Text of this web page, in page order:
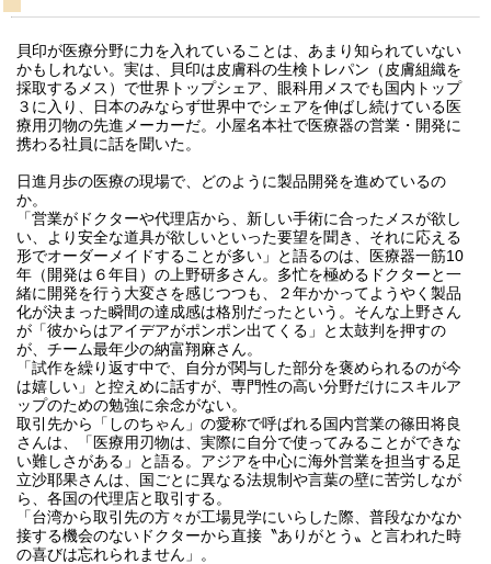
貝印が医療分野に力を入れていることは、あまり知られていない
かもしれない。実は、貝印は皮膚科の生検トレパン（皮膚組織を
採取するメス）で世界トップシェア、眼科用メスでも国内トップ
３に入り、日本のみならず世界中でシェアを伸ばし続けている医
療用刃物の先進メーカーだ。小屋名本社で医療器の営業・開発に
携わる社員に話を聞いた。
日進月歩の医療の現場で、どのように製品開発を進めているの
か。
「営業がドクターや代理店から、新しい手術に合ったメスが欲し
い、より安全な道具が欲しいといった要望を聞き、それに応える
形でオーダーメイドすることが多い」と語るのは、医療器一筋10
年（開発は６年目）の上野研多さん。多忙を極めるドクターと一
緒に開発を行う大変さを感じつつも、２年かかってようやく製品
化が決まった瞬間の達成感は格別だったという。そんな上野さん
が「彼からはアイデアがポンポン出てくる」と太鼓判を押すの
が、チーム最年少の納富翔麻さん。
「試作を繰り返す中で、自分が関与した部分を褒められるのが今
は嬉しい」と控えめに話すが、専門性の高い分野だけにスキルア
ップのための勉強に余念がない。
取引先から「しのちゃん」の愛称で呼ばれる国内営業の篠田将良
さんは、「医療用刃物は、実際に自分で使ってみることができな
い難しさがある」と語る。アジアを中心に海外営業を担当する足
立沙耶果さんは、国ごとに異なる法規制や言葉の壁に苦労しなが
ら、各国の代理店と取引する。
「台湾から取引先の方々が工場見学にいらした際、普段なかなか
接する機会のないドクターから直接〝ありがとう〟と言われた時
の喜びは忘れられません」。